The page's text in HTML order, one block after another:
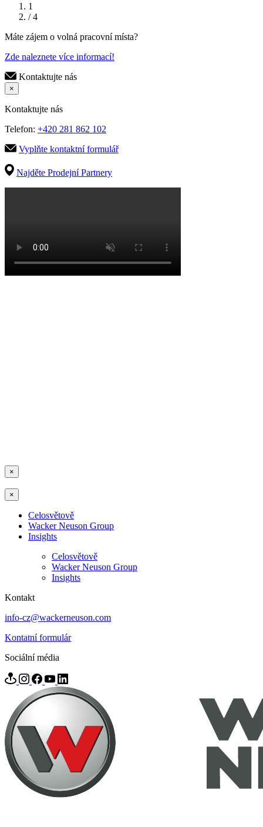
1
/ 4
Máte zájem o volná pracovní místa?
Zde naleznete více informací!
Kontaktujte nás
×
Kontaktujte nás
Telefon: +420 281 862 102
Vyplňte kontaktní formulář
Najděte Prodejní Partnery
×
×
Celosvětově
Wacker Neuson Group
Insights
Celosvětově
Wacker Neuson Group
Insights
Kontakt
info-cz@wackerneuson.com
Kontatní formulár
Sociální média